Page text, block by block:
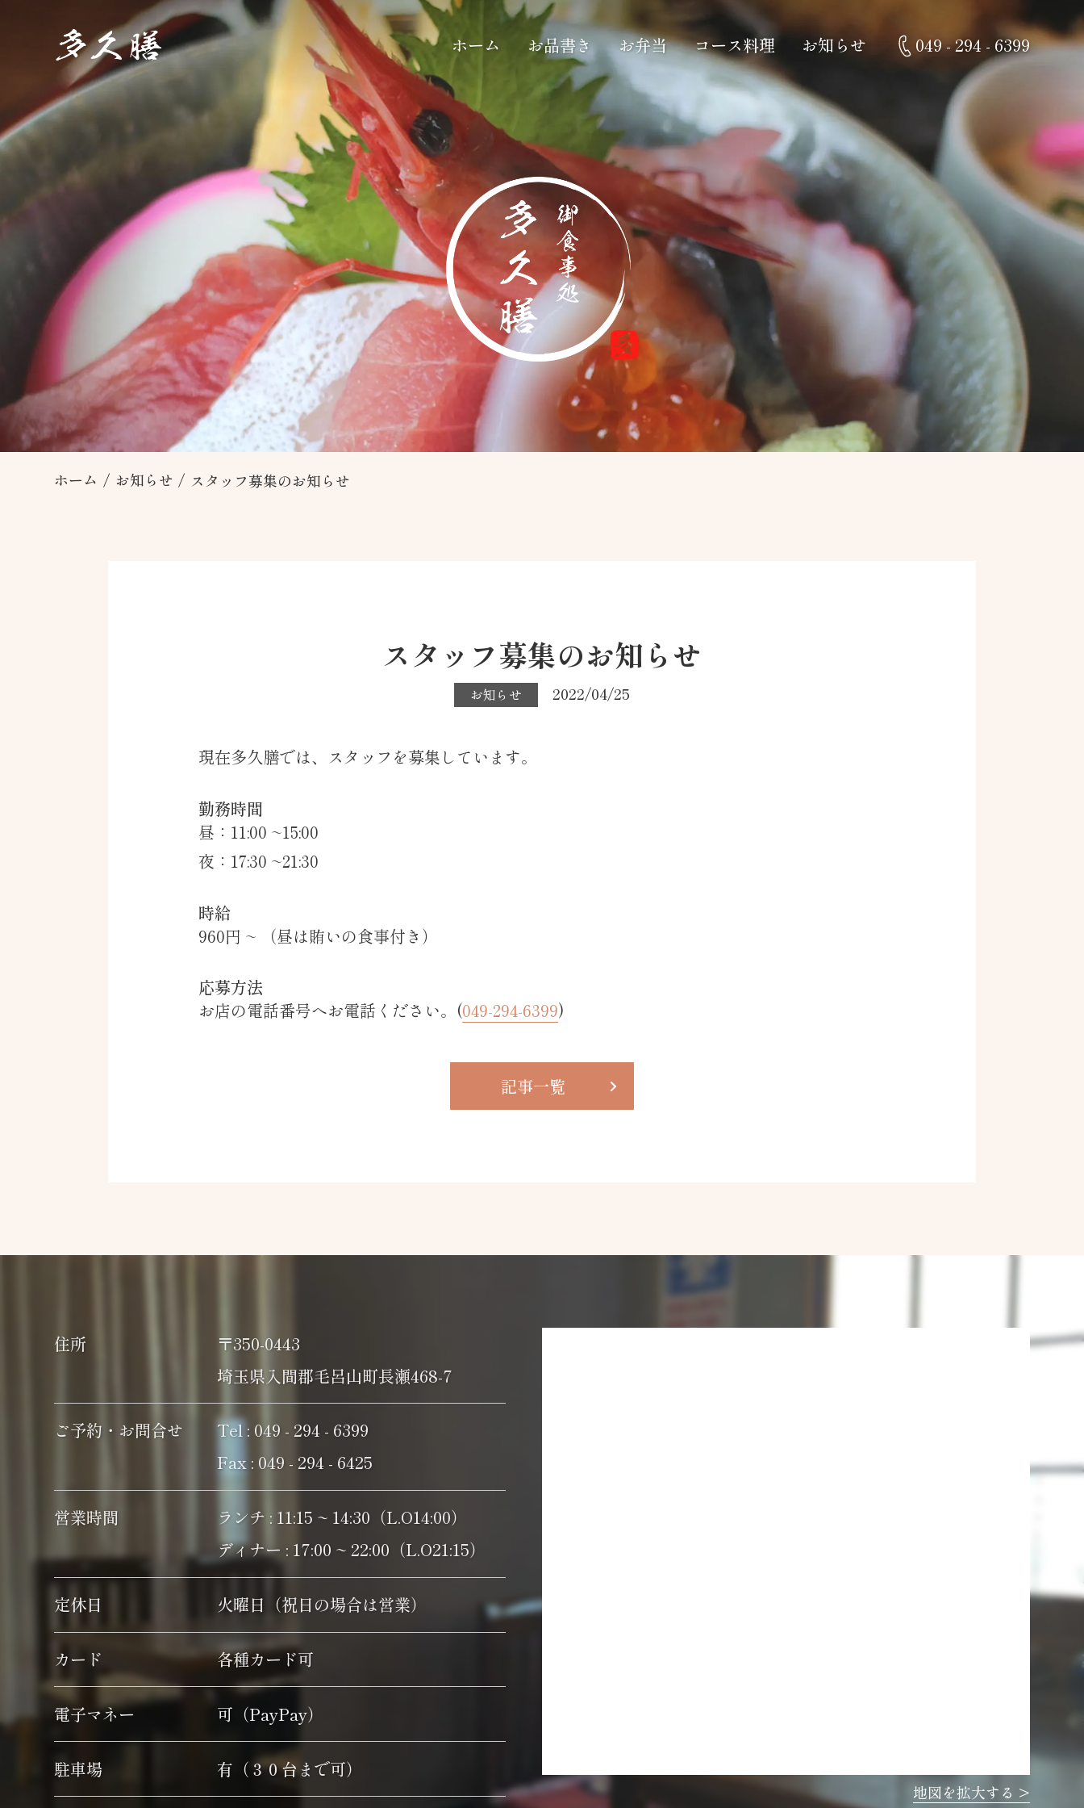
ホーム お品書き お弁当 コース料理 お知らせ 049 - 294 - 6399
ホーム / お知らせ / スタッフ募集のお知らせ
スタッフ募集のお知らせ
お知らせ 2022/04/25
現在多久膳では、スタッフを募集しています。
勤務時間
昼：11:00 ~15:00
夜：17:30 ~21:30
時給
960円 ~ （昼は賄いの食事付き）
応募方法
お店の電話番号へお電話ください。(049-294-6399)
記事一覧
住所
〒350-0443
埼玉県入間郡毛呂山町長瀬468-7
ご予約・お問合せ
Tel : 049 - 294 - 6399
Fax : 049 - 294 - 6425
営業時間
ランチ : 11:15 ~ 14:30（L.O14:00）
ディナー : 17:00 ~ 22:00（L.O21:15）
定休日 火曜日（祝日の場合は営業）
カード 各種カード可
電子マネー 可（PayPay）
駐車場 有（３０台まで可）
地図を拡大する >